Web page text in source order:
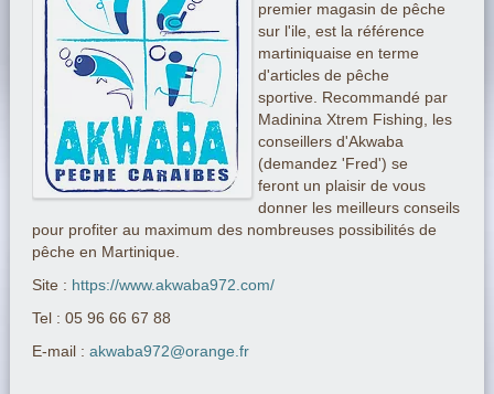
premier magasin de pêche
sur l'ile, est la référence
martiniquaise en terme
d'articles de pêche
sportive. Recommandé par
Madinina Xtrem Fishing, les
conseillers d'Akwaba
(demandez 'Fred') se
feront un plaisir de vous
donner les meilleurs conseils
pour profiter au maximum des nombreuses possibilités de
pêche en Martinique.
Site : https://www.akwaba972.com/
Tel : 05 96 66 67 88
E-mail : akwaba972@orange.fr